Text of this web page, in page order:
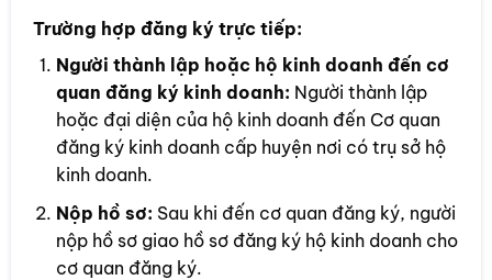
Trường hợp đăng ký trực tiếp:
Người thành lập hoặc hộ kinh doanh đến cơ
quan đăng ký kinh doanh: Người thành lập
hoặc đại diện của hộ kinh doanh đến Cơ quan
đăng ký kinh doanh cấp huyện nơi có trụ sở hộ
kinh doanh.
Nộp hồ sơ: Sau khi đến cơ quan đăng ký, người
nộp hồ sơ giao hồ sơ đăng ký hộ kinh doanh cho
cơ quan đăng ký.